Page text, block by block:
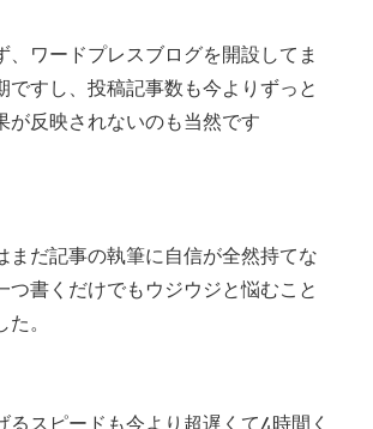
、ワードプレスブログを開設してま
ですし、投稿記事数も今よりずっと
が反映されないのも当然です
まだ記事の執筆に自信が全然持てな
つ書くだけでもウジウジと悩むこと
。
るスピードも今より超遅くて4時間く